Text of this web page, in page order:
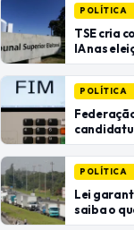
POLÍTICA
TSE cria
IA nas
POLÍTICA
POLÍTICA
Lei
saiba o